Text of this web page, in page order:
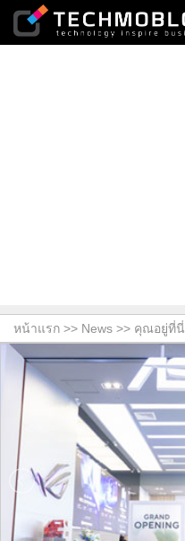
หน้าแรก >> News >> คุณอยู่ที่นี่